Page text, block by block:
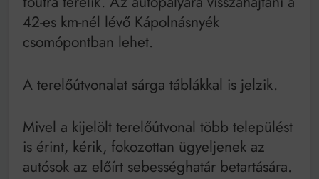
42-es km-nél lévő Kápolnásnyék
csomópontban lehet.
A terelőútvonalat sárga táblákkal is jelzik.
Mivel a kijelölt terelőútvonal több települést
is érint, kérik, fokozottan ügyeljenek az
autósok az előírt sebességhatár betartására.